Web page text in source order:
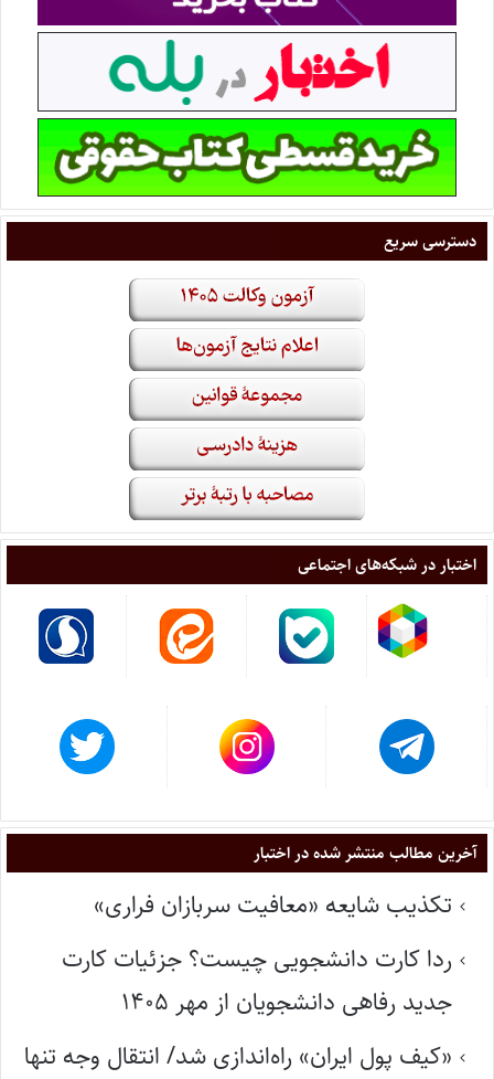
دسترسی سریع
اختبار در شبکه‌های اجتماعی
آخرین مطالب منتشر شده در اختبار
تکذیب شایعه «معافیت سربازان فراری»
ردا کارت دانشجویی چیست؟ جزئیات کارت
جدید رفاهی دانشجویان از مهر ۱۴۰۵
«کیف پول ایران» راه‌اندازی شد/ انتقال وجه تنها